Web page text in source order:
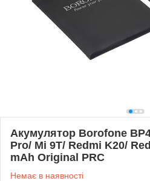
Акумулятор Borofone
Pro/ Mi 9T/ Redmi K20/
mAh Original PRC
Немає в наявності